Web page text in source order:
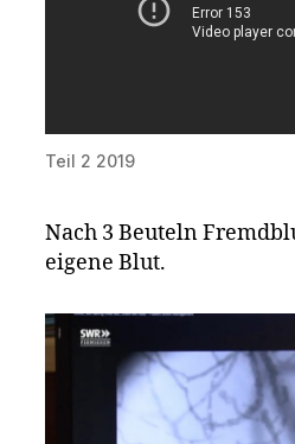
Teil 2 2019
Nach 3 Beuteln
eigene Blut.